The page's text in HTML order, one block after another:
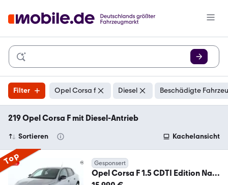
Filter Opel Corsa f Diesel Beschädigte
219 Opel Corsa F mit Diesel-Antrieb
Sortieren Kachelansicht
Top Gesponsert
Opel Corsa F 1.5 CDTI Edition Navi